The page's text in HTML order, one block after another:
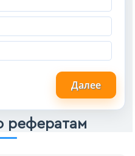
Далее
рефератам